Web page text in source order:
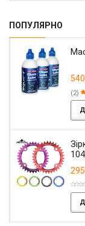
ПОПУЛЯРНО
(2)